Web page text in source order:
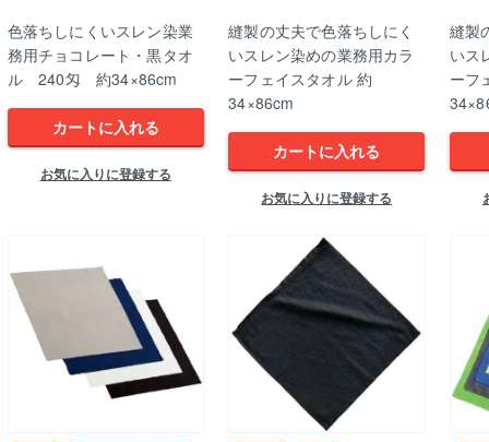
色落ちしにくいスレン染業
務用チョコレート・黒タオ
ル 240匁 約34×86cm
カートに入れる
お気に入りに登録する
縫製の丈夫で色落ちしにく
いスレン染めの業務用カラ
ーフェイスタオル 約
34×86cm
カートに入れる
お気に入りに登録する
縫製
いス
ーフ